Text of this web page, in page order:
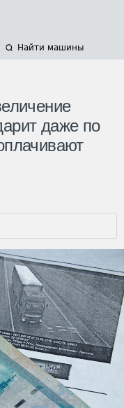
Найти машины
даже по